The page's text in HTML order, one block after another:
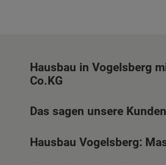
Hausbau in Vogelsberg
Co.KG
Das sagen unsere Kunden
Hausbau Vogelsberg: